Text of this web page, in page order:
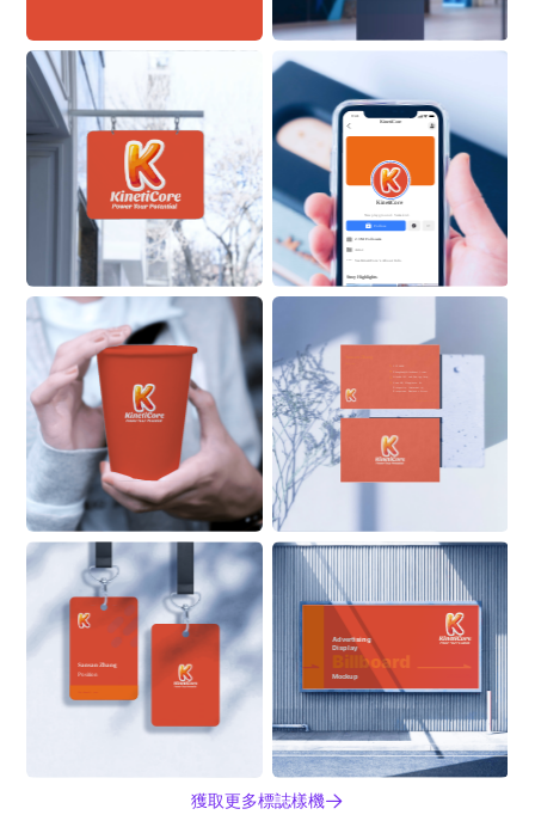
Stroy Highlights
9:41
KinetiCore
KinetiCore
New playground. Same kid.
2.3M Followers
Actor
See KinetiCore ’s About Info
Follow
555 6999
ZhangSan@Alaskanoil.com
Alaska Oil and Energy Corp.
Lane 88, Happiness &
Prosperity Community,
Prosperous Business Street
Sansan Zhang
Position
Advertising
Display
Billboard
Mockup
獲取更多標誌樣機